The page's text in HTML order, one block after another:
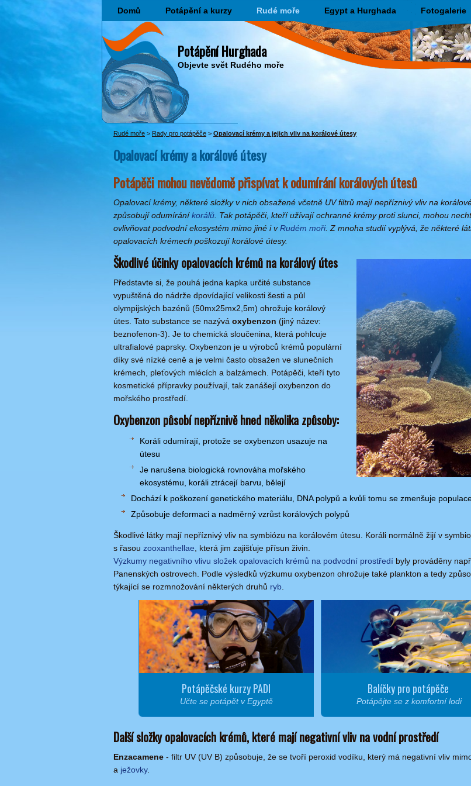
Domů Potápění a kurzy Rudé moře Egypt a Hurghada Fotogalerie
Potápění Hurghada
Objevte svět Rudého moře
Rudé moře > Rady pro potápěče > Opalovací krémy a jejich vliv na korálové útesy
Opalovací krémy a korálové útesy
Potápěči mohou nevědomě přispívat k odumírání korálových útesů
Opalovací krémy, některé složky v nich obsažené včetně UV filtrů mají nepříznivý vliv na
způsobují odumíráníkorálů . Tak potápěči, kteří užívají ochranné krémy proti slunci, mohou
ovlivňovat podvodní ekosystém mimo jiné i vRudém moři. Z mnoha studií vyplývá, že některé
opalovacích krémech poškozují korálové útesy.
Škodlivé účinky opalovacích krémů na korálový útes
Představte si, že pouhá jedna kapka určité substance
vypuštěná do nádrže dpovídající velikosti šesti a půl
olympijských bazénů (50mx25mx2,5m) ohrožuje korálový
útes. Tato substance se nazývá oxybenzon (jiný název:
beznofenon-3). Je to chemická sloučenina, která pohlcuje
ultrafialové paprsky. Oxybenzon je u výrobců krémů populární
díky své nízké ceně a je velmi často obsažen ve slunečních
krémech, pleťových mlécích a balzámech. Potápěči, kteří tyto
kosmetické přípravky používají, tak zanášejí oxybenzon do
mořského prostředí.
Oxybenzon působí nepříznivě hned několika způsoby:
Koráli odumírají, protože se oxybenzon usazuje na
útesu
Je narušena biologická rovnováha mořského
ekosystému, koráli ztrácejí barvu, bělejí
Dochází k poškození genetického materiálu, DNA polypů a kvůli tomu se zmenšuje
Způsobuje deformaci a nadměrný vzrůst korálových polypů
Škodlivé látky mají nepříznivý vliv na symbiózu na korálovém útesu. Koráli normálně žijí v
s řasou zooxanthellae , která jim zajišťuje přísun živin.
Výzkumy negativního vlivu složek opalovacích krémů na podvodní prostředí byly prováděny
Panenských ostrovech. Podle výsledků výzkumu oxybenzon ohrožuje také plankton a tedy
týkající se rozmnožování některých druhů ryb
Potápěčské kurzy PADI
Učte se potápět v Egyptě
Balíčky pro potápěče
Potápějte se z komfortní lodi
Další složky opalovacích krémů, které mají negativní vliv na vodní prostředí
Enzacamene - filtr UV (UV B) způsobuje, že se tvoří peroxid vodíku, který má negativní vliv
a ježovky.